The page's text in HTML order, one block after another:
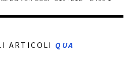
ARTICOLI QUA